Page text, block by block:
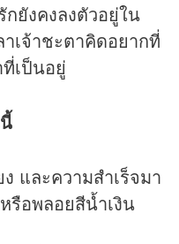
ยังคงลงตัวอยู่ใน
เจ้าชะตาคิดอยากที่
เป็นอยู่
และความสำเร็จมา
รือพลอยสีน้ำเงิน